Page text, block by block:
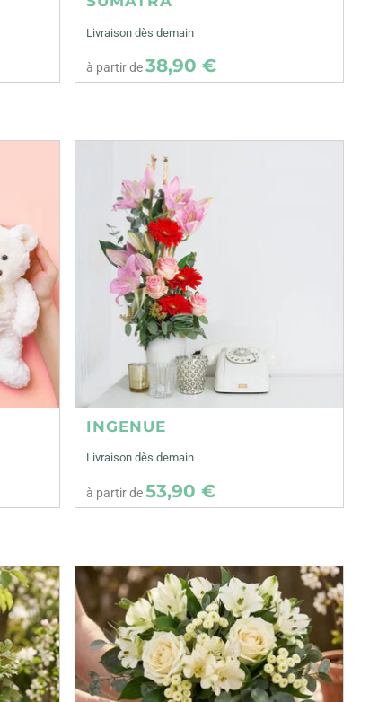
Livraison dès demain
à partir de38,90 €
INGENUE
Livraison dès demain
à partir de53,90 €